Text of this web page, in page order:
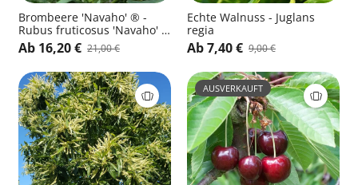
Brombeere 'Navaho' ® -
Rubus fruticosus 'Navaho' ®
CAC
Ab 16,20 € 21,00 €
Echte Walnuss - Juglans
regia
Ab 7,40 € 9,00 €
AUSVERKAUFT